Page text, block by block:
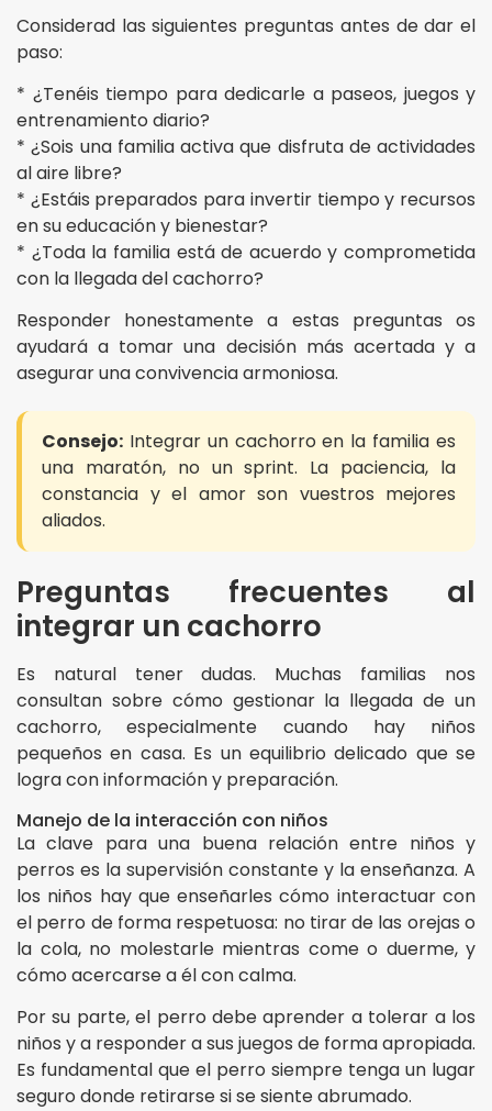
Considerad las siguientes preguntas antes de dar el
paso:
* ¿Tenéis tiempo para dedicarle a paseos, juegos y
entrenamiento diario?
* ¿Sois una familia activa que disfruta de actividades
al aire libre?
* ¿Estáis preparados para invertir tiempo y recursos
en su educación y bienestar?
* ¿Toda la familia está de acuerdo y comprometida
con la llegada del cachorro?
Responder honestamente a estas preguntas os
ayudará a tomar una decisión más acertada y a
asegurar una convivencia armoniosa.
Consejo: Integrar un cachorro en la familia es
una maratón, no un sprint. La paciencia, la
constancia y el amor son vuestros mejores
aliados.
Preguntas frecuentes al
integrar un cachorro
Es natural tener dudas. Muchas familias nos
consultan sobre cómo gestionar la llegada de un
cachorro, especialmente cuando hay niños
pequeños en casa. Es un equilibrio delicado que se
logra con información y preparación.
Manejo de la interacción con niños
La clave para una buena relación entre niños y
perros es la supervisión constante y la enseñanza. A
los niños hay que enseñarles cómo interactuar con
el perro de forma respetuosa: no tirar de las orejas o
la cola, no molestarle mientras come o duerme, y
cómo acercarse a él con calma.
Por su parte, el perro debe aprender a tolerar a los
niños y a responder a sus juegos de forma apropiada.
Es fundamental que el perro siempre tenga un lugar
seguro donde retirarse si se siente abrumado.